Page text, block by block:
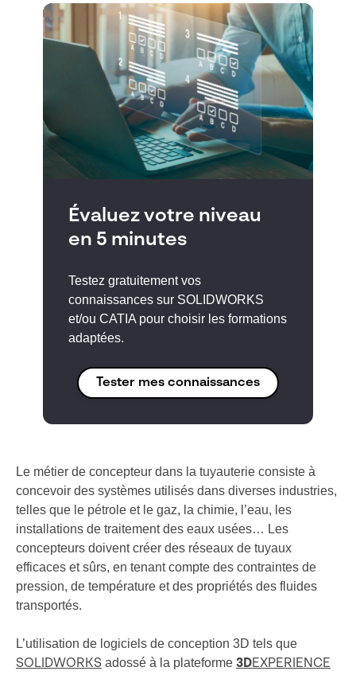
Évaluez votre niveau
en 5 minutes
Testez gratuitement vos
connaissances sur SOLIDWORKS
et/ou CATIA pour choisir les formations
adaptées.
Tester mes connaissances
Le métier de concepteur dans la tuyauterie consiste à
concevoir des systèmes utilisés dans diverses industries,
telles que le pétrole et le gaz, la chimie, l’eau, les
installations de traitement des eaux usées… Les
concepteurs doivent créer des réseaux de tuyaux
efficaces et sûrs, en tenant compte des contraintes de
pression, de température et des propriétés des fluides
transportés.
L’utilisation de logiciels de conception 3D tels que
SOLIDWORKS adossé à la plateforme 3DEXPERIENCE